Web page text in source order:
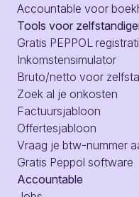
Accountable voor
Tools voor
Gratis PEPPOL
Inkomstensimulator
Bruto/netto voor
Zoek al je onkosten
Factuursjabloon
Offertesjabloon
Vraag je btw-nummer
Gratis Peppol software
Accountable